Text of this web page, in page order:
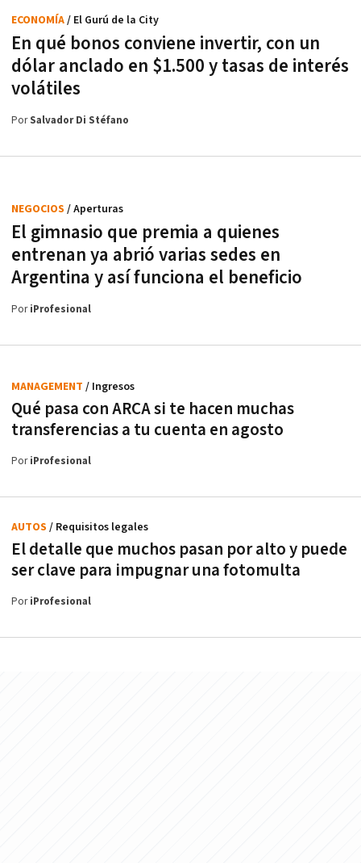
En qué bonos conviene invertir, con un
dólar anclado en $1.500 y tasas de interés
volátiles
ECONOMÍA/ El Gurú de la City
PorSalvador Di Stéfano
El gimnasio que premia a quienes
entrenan ya abrió varias sedes en
Argentina y así funciona el beneficio
NEGOCIOS / Aperturas
PoriProfesional
Qué pasa con ARCA si te hacen muchas
transferencias a tu cuenta en agosto
MANAGEMENT / Ingresos
PoriProfesional
El detalle que muchos pasan por alto y puede
ser clave para impugnar una fotomulta
AUTOS / Requisitos legales
PoriProfesional